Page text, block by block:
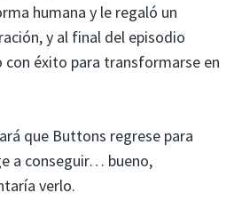
humana y le regaló un
y al final del episodio
con éxito para transformarse en
que Buttons regrese para
a conseguir… bueno,
verlo.